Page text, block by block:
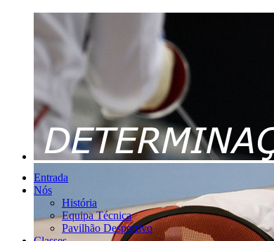
Entrada
Nós
História
Equipa Técnica
Pavilhão Desportivo